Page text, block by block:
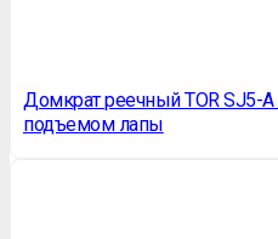
Домкрат реечный TOR SJ5-
подъемом лапы